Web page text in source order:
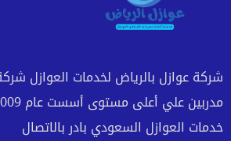
شركة عوازل بالرياض لخدمات العوازل
خدمات العوازل السعودي بادر بالاتصال